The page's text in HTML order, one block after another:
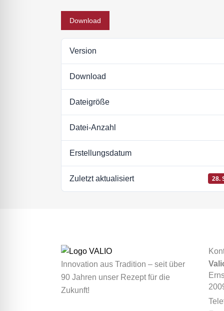
Download
Version
Download
Dateigröße
Datei-Anzahl
Erstellungsdatum
Zuletzt aktualisiert 28.
Innovation aus Tradition – seit über
90 Jahren unser Rezept für die
Zukunft!